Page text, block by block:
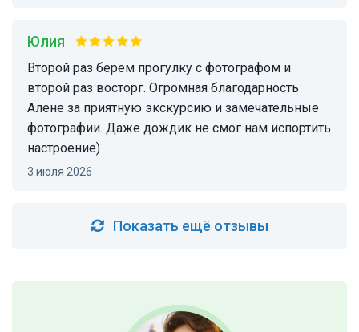
Юлия
Второй раз берем прогулку с фотографом и
второй раз восторг. Огромная благодарность
Алене за приятную экскурсию и замечательные
фотографии. Даже дождик не смог нам испортить
настроение)
3 июля 2026
Показать ещё отзывы